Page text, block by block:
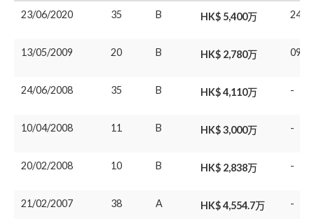
23/06/2020 35 B HK$ 5,400万 24/
13/05/2009 20 B HK$ 2,780万 09/
24/06/2008 35 B HK$ 4,110万 -
10/04/2008 11 B HK$ 3,000万 -
20/02/2008 10 B HK$ 2,838万 -
21/02/2007 38 A HK$ 4,554.7万 -